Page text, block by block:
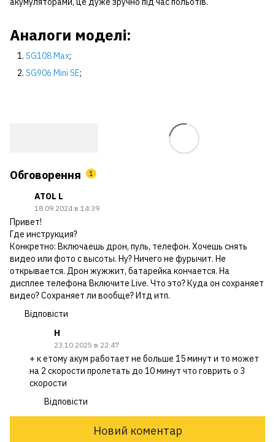
Аналоги моделі:
SG108 Max;
SG906 Mini SE;
Обговорення 1
ATOL L
18.09.2024 в 14:39
Привет!
Где инструкция?
Конкретно: Включаешь дрон, пуль, телефон. Хочешь снять
видео или фото с высоты. Ну? Ничего не фурычит. Не
открывается. Дрон жужжит, батарейка кончается. На
дисплее телефона Включите Live. Что это? Куда он сохраняет
видео? Сохраняет ли вообще? Итд итп.
Відповісти
Н
23.10.2025 в 22:47
+ к етому акум работает не больше 15 минут и то может
на 2 скорости пролетать до 10 минут что говрить о 3
скорости
Відповісти
Новий коментар